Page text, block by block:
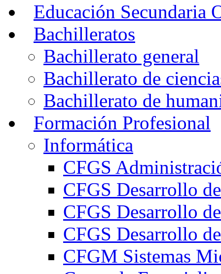
Educación Secundaria
Bachilleratos
Bachillerato general
Bachillerato de
Bachillerato de
Formación Profesional
Informática
CFGS
CFGS Desarrollo
CFGS Desarrollo
CFGS Desarrollo
CFGM Sistemas